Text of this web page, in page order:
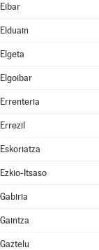
Eibar
Elduain
Elgeta
Elgoibar
Errenteria
Errezil
Eskoriatza
Ezkio-Itsaso
Gabiria
Gaintza
Gaztelu